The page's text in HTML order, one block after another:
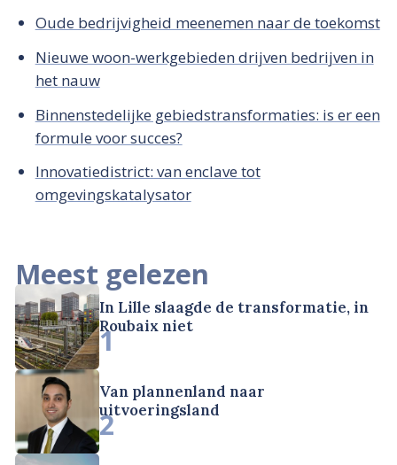
Oude bedrijvigheid meenemen naar de toekomst
Nieuwe woon-werkgebieden drijven bedrijven in
het nauw
Binnenstedelijke gebiedstransformaties: is er een
formule voor succes?
Innovatiedistrict: van enclave tot
omgevingskatalysator
Meest gelezen
In Lille slaagde de transformatie, in
Roubaix niet
1
Van plannenland naar
uitvoeringsland
2